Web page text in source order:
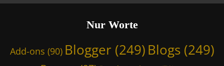
n
Nur Worte
Add-ons (90) Blogger (249) Blogs(249)